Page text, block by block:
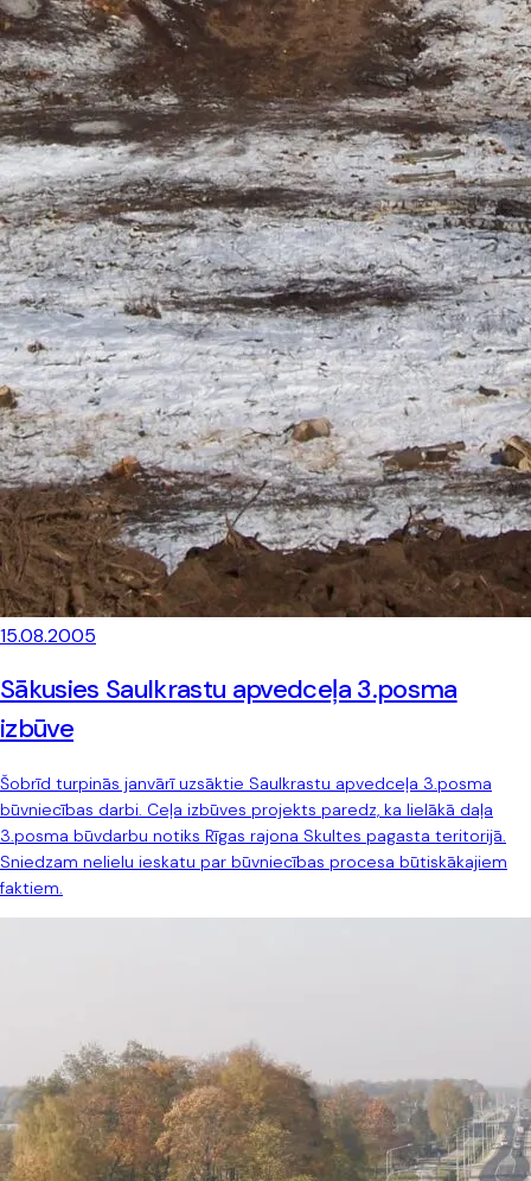
15.08.2005
Sākusies Saulkrastu apvedceļa 3.posma
izbūve
Šobrīd turpinās janvārī uzsāktie Saulkrastu apvedceļa 3.posma
būvniecības darbi. Ceļa izbūves projekts paredz, ka lielākā daļa
3.posma būvdarbu notiks Rīgas rajona Skultes pagasta teritorijā.
Sniedzam nelielu ieskatu par būvniecības procesa būtiskākajiem
faktiem.